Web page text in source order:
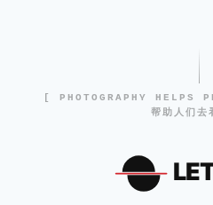
[ PHOTOGRAPHY HELPS
帮助人们